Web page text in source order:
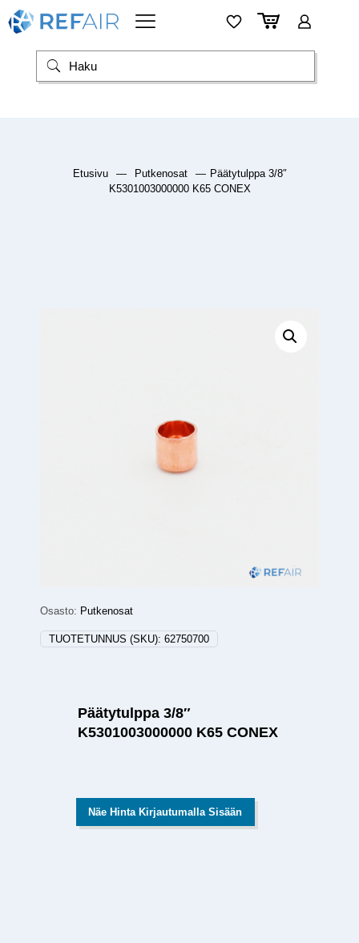
Etusivu — Putkenosat — Päätytulppa 3/8″
K5301003000000 K65 CONEX
Osasto: Putkenosat
TUOTETUNNUS (SKU): 62750700
Päätytulppa 3/8″
K5301003000000 K65 CONEX
Näe Hinta Kirjautumalla Sisään